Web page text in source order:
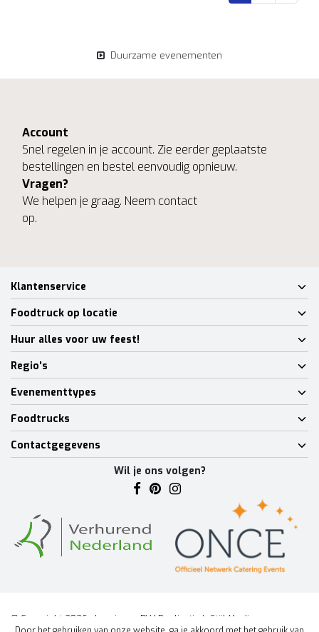
Duurzame evenementen
Account
Snel regelen in je account. Zie eerder geplaatste
bestellingen en bestel eenvoudig opnieuw.
Vragen?
We helpen je graag. Neem contact
op.
Klantenservice
Foodtruck op locatie
Huur alles voor uw feest!
Regio's
Evenementtypes
Foodtrucks
Contactgegevens
Wil je ons volgen?
© Copyright 2026 - Lumineux BV | Realisatie
InStijl Media